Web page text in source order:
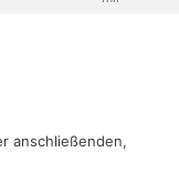
anschließenden,